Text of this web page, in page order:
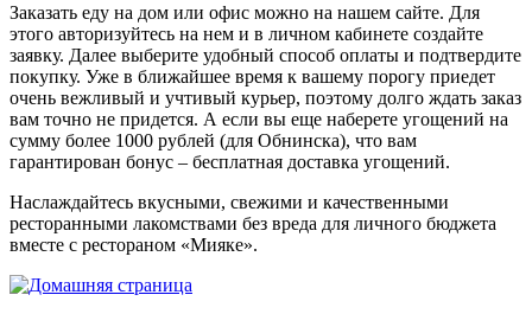
Заказать еду на дом или офис можно на нашем сайте. Для
этого авторизуйтесь на нем и в личном кабинете создайте
заявку. Далее выберите удобный способ оплаты и подтвердите
покупку. Уже в ближайшее время к вашему порогу приедет
очень вежливый и учтивый курьер, поэтому долго ждать заказ
вам точно не придется. А если вы еще наберете угощений на
сумму более 1000 рублей (для Обнинска), что вам
гарантирован бонус – бесплатная доставка угощений.
Наслаждайтесь вкусными, свежими и качественными
ресторанными лакомствами без вреда для личного бюджета
вместе с рестораном «Мияке».